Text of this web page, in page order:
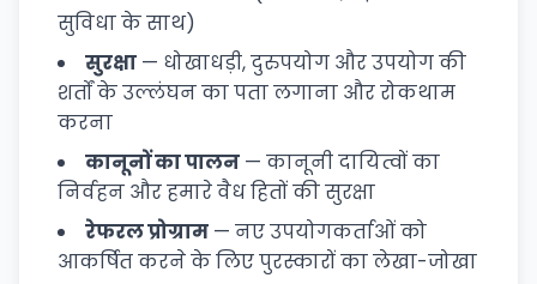
सुविधा के साथ)
सुरक्षा — धोखाधड़ी, दुरुपयोग और उपयोग की
शर्तों के उल्लंघन का पता लगाना और रोकथाम
करना
कानूनों का पालन — कानूनी दायित्वों का
निर्वहन और हमारे वैध हितों की सुरक्षा
रेफरल प्रोग्राम — नए उपयोगकर्ताओं को
आकर्षित करने के लिए पुरस्कारों का लेखा-जोखा